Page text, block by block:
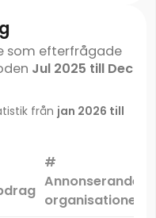
som efterfrågade
Jul 2025 till Dec
från jan 2026 till
#
Annonserande
organisationer